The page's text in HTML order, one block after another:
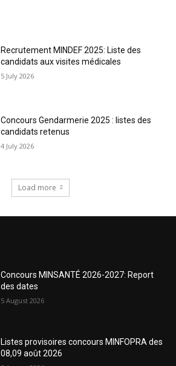
Recrutement MINDEF 2025: Liste des
candidats aux visites médicales
5 July 2026
Concours Gendarmerie 2025 : listes des
candidats retenus
4 July 2026
Load more
Concours MINSANTÉ 2026-2027: Report
des dates
5 August 2026
Listes provisoires concours MINFOPRA des
08,09 août 2026